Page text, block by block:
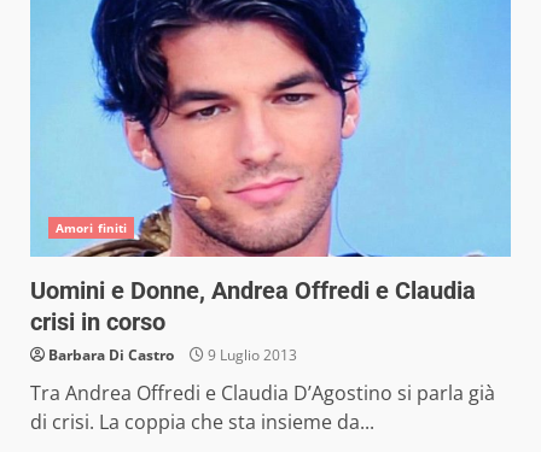
Amori finiti
Uomini e Donne, Andrea Offredi e Claudia
crisi in corso
Barbara Di Castro 9 Luglio 2013
Tra Andrea Offredi e Claudia D’Agostino si parla già
di crisi. La coppia che sta insieme da...